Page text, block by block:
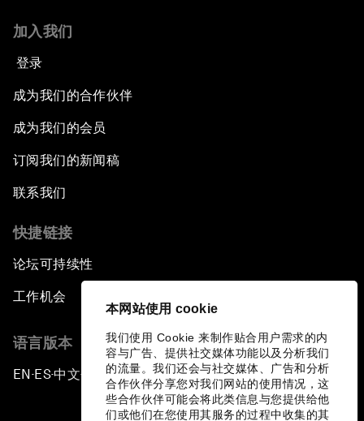
本网站使用 cookie
我们使用 Cookie 来制作贴合用户需求的内
容与广告、提供社交媒体功能以及分析我们
的流量。我们还会与社交媒体、广告和分析
合作伙伴分享您对我们网站的使用情况，这
些合作伙伴可能会将此类信息与您提供给他
们或他们在您使用其服务的过程中收集的其
加入我们
登录
成为我们的合作伙伴
成为我们的会员
订阅我们的新闻稿
联系我们
快捷链接
论坛可持续性
工作机会
语言版本
EN ▪ES▪中文▪ 日本語